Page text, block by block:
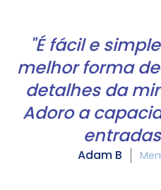
"É fácil e
melhor forma
detalhes da
Adoro a
Adam B